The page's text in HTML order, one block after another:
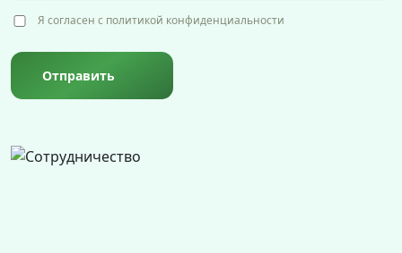
Я согласен с политикой конфиденциальности
Отправить